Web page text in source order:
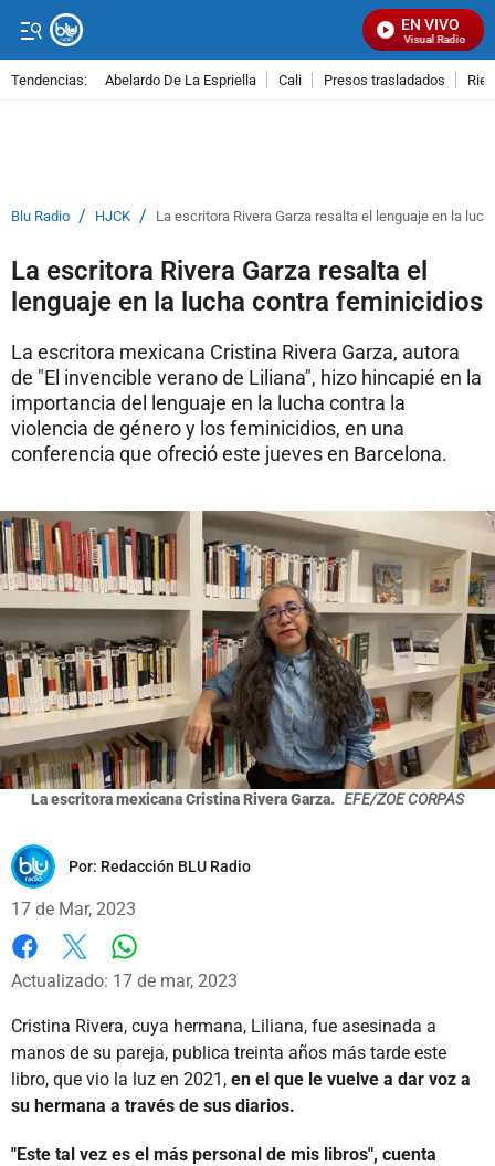
EN VIVO
Señal Visual Radio
Tendencias: Abelardo De La Espriella Cali Presos trasladados
Blu Radio / HJCK / La escritora Rivera Garza resalta el lenguaje en la
La escritora Rivera Garza resalta el
lenguaje en la lucha contra feminicidios
La escritora mexicana Cristina Rivera Garza, autora
de "El invencible verano de Liliana", hizo hincapié en la
importancia del lenguaje en la lucha contra la
violencia de género y los feminicidios, en una
conferencia que ofreció este jueves en Barcelona.
La escritora mexicana Cristina Rivera Garza. EFE/ZOE CORPAS
Por: Redacción BLU Radio
17 de Mar, 2023
Facebook
X
Actualizado: 17 de mar, 2023
Cristina Rivera, cuya hermana, Liliana, fue asesinada a
manos de su pareja, publica treinta años más tarde este
libro, que vio la luz en 2021, en el que le vuelve a dar voz a
su hermana a través de sus diarios.
"Este tal vez es el más personal de mis libros", cuenta